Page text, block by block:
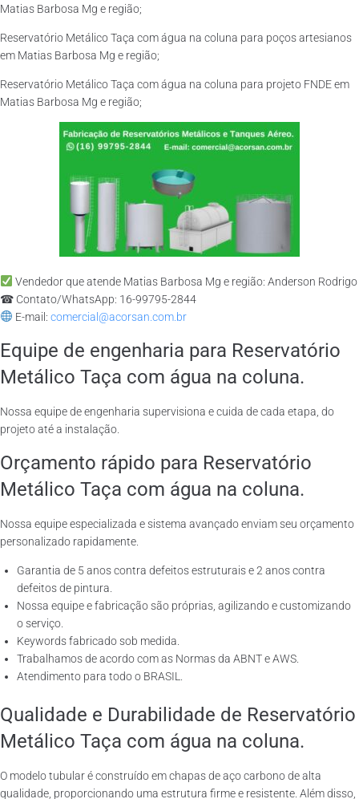
Matias Barbosa Mg e região;
Reservatório Metálico Taça com água na coluna para poços artesianos
em Matias Barbosa Mg e região;
Reservatório Metálico Taça com água na coluna para projeto FNDE em
Matias Barbosa Mg e região;
Vendedor que atende Matias Barbosa Mg e região: Anderson Rodrigo
☎ Contato/WhatsApp: 16-99795-2844
E-mail: comercial@acorsan.com.br
Equipe de engenharia para Reservatório
Metálico Taça com água na coluna.
Nossa equipe de engenharia supervisiona e cuida de cada etapa, do
projeto até a instalação.
Orçamento rápido para Reservatório
Metálico Taça com água na coluna.
Nossa equipe especializada e sistema avançado enviam seu orçamento
personalizado rapidamente.
Garantia de 5 anos contra defeitos estruturais e 2 anos contra
defeitos de pintura.
Nossa equipe e fabricação são próprias, agilizando e customizando
o serviço.
Keywords fabricado sob medida.
Trabalhamos de acordo com as Normas da ABNT e AWS.
Atendimento para todo o BRASIL.
Qualidade e Durabilidade de Reservatório
Metálico Taça com água na coluna.
O modelo tubular é construído em chapas de aço carbono de alta
qualidade, proporcionando uma estrutura firme e resistente. Além disso,